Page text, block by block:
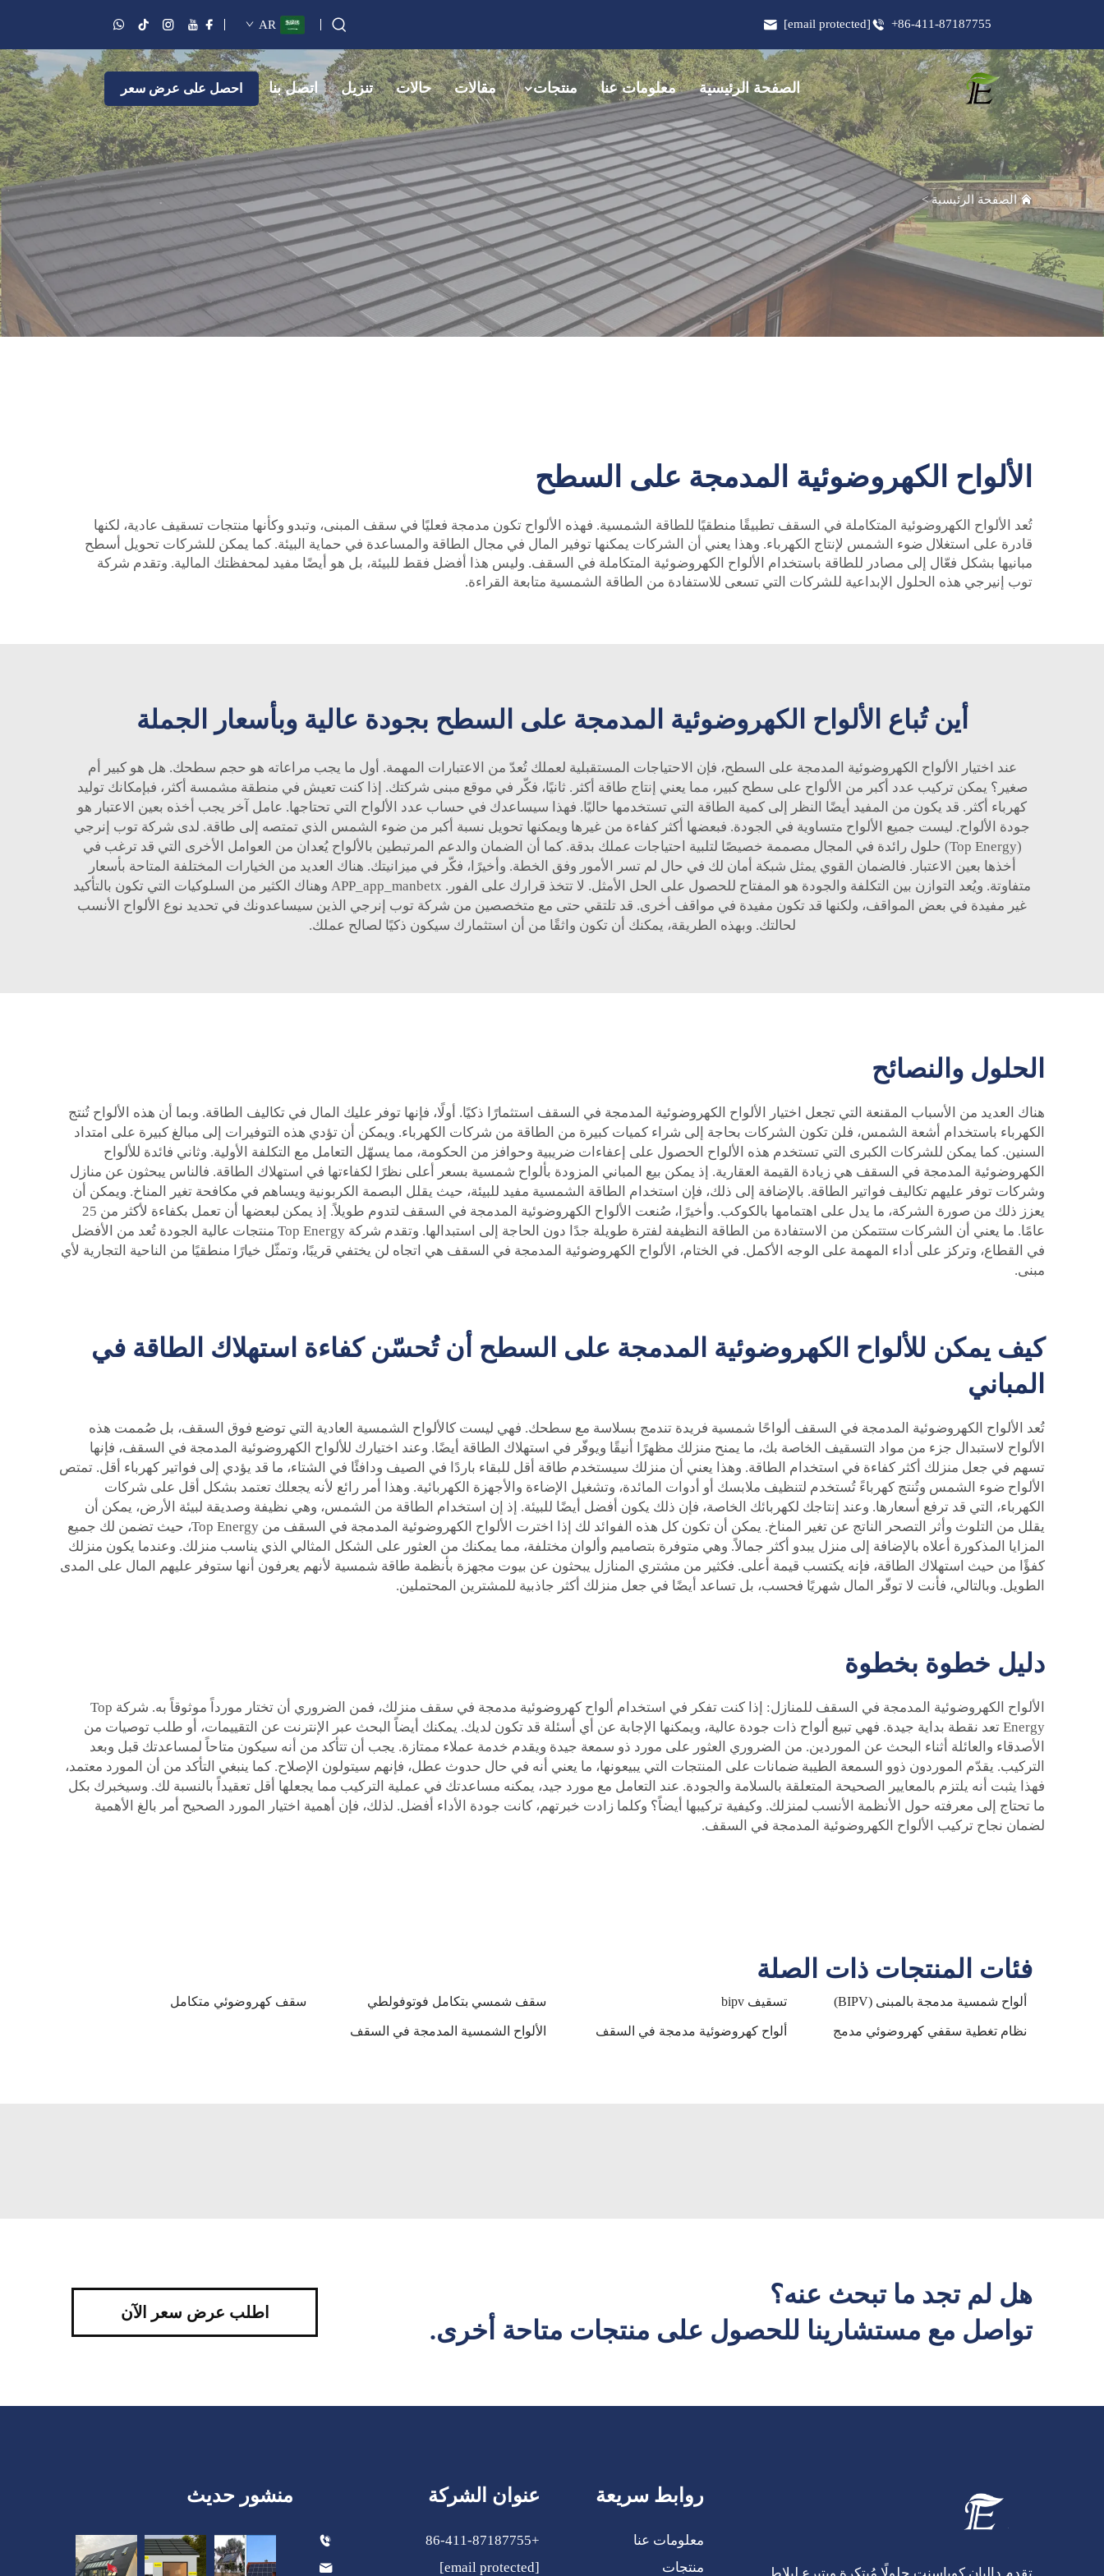
+86-411-87187755
[email protected]
AR
الصفحة الرئيسية معلومات عنا منتجات مقالات حالات تنزيل اتصل بنا احصل على عرض سعر
الصفحة الرئيسية>
الألواح الكهروضوئية المدمجة على السطح
تُعد الألواح الكهروضوئية المتكاملة في السقف تطبيقًا منطقيًا للطاقة الشمسية. فهذه الألواح تكون مدمجة فعليًا في سقف المبنى، وتبدو وكأنها منتجات تسقيف عادية، لكنها
قادرة على استغلال ضوء الشمس لإنتاج الكهرباء. وهذا يعني أن الشركات يمكنها توفير المال في مجال الطاقة والمساعدة في حماية البيئة. كما يمكن للشركات تحويل أسطح
مبانيها بشكل فعّال إلى مصادر للطاقة باستخدام الألواح الكهروضوئية المتكاملة في السقف. وليس هذا أفضل فقط للبيئة، بل هو أيضًا مفيد لمحفظتك المالية. وتقدم شركة
توب إنيرجي هذه الحلول الإبداعية للشركات التي تسعى للاستفادة من الطاقة الشمسية متابعة القراءة.
أين تُباع الألواح الكهروضوئية المدمجة على السطح بجودة عالية وبأسعار الجملة
عند اختيار الألواح الكهروضوئية المدمجة على السطح، فإن الاحتياجات المستقبلية لعملك تُعدّ من الاعتبارات المهمة. أول ما يجب مراعاته هو حجم سطحك. هل هو كبير أم
صغير؟ يمكن تركيب عدد أكبر من الألواح على سطح كبير، مما يعني إنتاج طاقة أكثر. ثانيًا، فكّر في موقع مبنى شركتك. إذا كنت تعيش في منطقة مشمسة أكثر، فبإمكانك توليد
كهرباء أكثر. قد يكون من المفيد أيضًا النظر إلى كمية الطاقة التي تستخدمها حاليًا. فهذا سيساعدك في حساب عدد الألواح التي تحتاجها. عامل آخر يجب أخذه بعين الاعتبار هو
جودة الألواح. ليست جميع الألواح متساوية في الجودة. فبعضها أكثر كفاءة من غيرها ويمكنها تحويل نسبة أكبر من ضوء الشمس الذي تمتصه إلى طاقة. لدى شركة توب إنرجي
(Top Energy) حلول رائدة في المجال مصممة خصيصًا لتلبية احتياجات عملك بدقة. كما أن الضمان والدعم المرتبطين بالألواح يُعدان من العوامل الأخرى التي قد ترغب في
أخذها بعين الاعتبار. فالضمان القوي يمثل شبكة أمان لك في حال لم تسر الأمور وفق الخطة. وأخيرًا، فكّر في ميزانيتك. هناك العديد من الخيارات المختلفة المتاحة بأسعار
متفاوتة. ويُعد التوازن بين التكلفة والجودة هو المفتاح للحصول على الحل الأمثل. لا تتخذ قرارك على الفور. APP_app_manbetx وهناك الكثير من السلوكيات التي تكون بالتأكيد
غير مفيدة في بعض المواقف، ولكنها قد تكون مفيدة في مواقف أخرى. قد تلتقي حتى مع متخصصين من شركة توب إنرجي الذين سيساعدونك في تحديد نوع الألواح الأنسب
لحالتك. وبهذه الطريقة، يمكنك أن تكون واثقًا من أن استثمارك سيكون ذكيًا لصالح عملك.
الحلول والنصائح
هناك العديد من الأسباب المقنعة التي تجعل اختيار الألواح الكهروضوئية المدمجة في السقف استثمارًا ذكيًا. أولًا، فإنها توفر عليك المال في تكاليف الطاقة. وبما أن هذه الألواح تُنتج
الكهرباء باستخدام أشعة الشمس، فلن تكون الشركات بحاجة إلى شراء كميات كبيرة من الطاقة من شركات الكهرباء. ويمكن أن تؤدي هذه التوفيرات إلى مبالغ كبيرة على امتداد
السنين. كما يمكن للشركات الكبرى التي تستخدم هذه الألواح الحصول على إعفاءات ضريبية وحوافز من الحكومة، مما يسهّل التعامل مع التكلفة الأولية. وثاني فائدة للألواح
الكهروضوئية المدمجة في السقف هي زيادة القيمة العقارية. إذ يمكن بيع المباني المزودة بألواح شمسية بسعر أعلى نظرًا لكفاءتها في استهلاك الطاقة. فالناس يبحثون عن منازل
وشركات توفر عليهم تكاليف فواتير الطاقة. بالإضافة إلى ذلك، فإن استخدام الطاقة الشمسية مفيد للبيئة، حيث يقلل البصمة الكربونية ويساهم في مكافحة تغير المناخ. ويمكن أن
يعزز ذلك من صورة الشركة، ما يدل على اهتمامها بالكوكب. وأخيرًا، صُنعت الألواح الكهروضوئية المدمجة في السقف لتدوم طويلاً. إذ يمكن لبعضها أن تعمل بكفاءة لأكثر من 25
عامًا. ما يعني أن الشركات ستتمكن من الاستفادة من الطاقة النظيفة لفترة طويلة جدًا دون الحاجة إلى استبدالها. وتقدم شركة Top Energy منتجات عالية الجودة تُعد من الأفضل
في القطاع، وتركز على أداء المهمة على الوجه الأكمل. في الختام، الألواح الكهروضوئية المدمجة في السقف هي اتجاه لن يختفي قريبًا، وتمثّل خيارًا منطقيًا من الناحية التجارية لأي
مبنى.
كيف يمكن للألواح الكهروضوئية المدمجة على السطح أن تُحسّن كفاءة استهلاك الطاقة في
المباني
تُعد الألواح الكهروضوئية المدمجة في السقف ألواحًا شمسية فريدة تندمج بسلاسة مع سطحك. فهي ليست كالألواح الشمسية العادية التي توضع فوق السقف، بل صُممت هذه
الألواح لاستبدال جزء من مواد التسقيف الخاصة بك، ما يمنح منزلك مظهرًا أنيقًا ويوفّر في استهلاك الطاقة أيضًا. وعند اختيارك للألواح الكهروضوئية المدمجة في السقف، فإنها
تسهم في جعل منزلك أكثر كفاءة في استخدام الطاقة. وهذا يعني أن منزلك سيستخدم طاقة أقل للبقاء باردًا في الصيف ودافئًا في الشتاء، ما قد يؤدي إلى فواتير كهرباء أقل. تمتص
الألواح ضوء الشمس وتُنتج كهرباءً تُستخدم لتنظيف ملابسك أو أدوات المائدة، وتشغيل الإضاءة والأجهزة الكهربائية. وهذا أمر رائع لأنه يجعلك تعتمد بشكل أقل على شركات
الكهرباء، التي قد ترفع أسعارها. وعند إنتاجك لكهربائك الخاصة، فإن ذلك يكون أفضل أيضًا للبيئة. إذ إن استخدام الطاقة من الشمس، وهي نظيفة وصديقة لبيئة الأرض، يمكن أن
يقلل من التلوث وأثر التصحر الناتج عن تغير المناخ. يمكن أن تكون كل هذه الفوائد لك إذا اخترت الألواح الكهروضوئية المدمجة في السقف من Top Energy، حيث تضمن لك جميع
المزايا المذكورة أعلاه بالإضافة إلى منزل يبدو أكثر جمالاً. وهي متوفرة بتصاميم وألوان مختلفة، مما يمكنك من العثور على الشكل المثالي الذي يناسب منزلك. وعندما يكون منزلك
كفؤًا من حيث استهلاك الطاقة، فإنه يكتسب قيمة أعلى. فكثير من مشتري المنازل يبحثون عن بيوت مجهزة بأنظمة طاقة شمسية لأنهم يعرفون أنها ستوفر عليهم المال على المدى
الطويل. وبالتالي، فأنت لا توفّر المال شهريًا فحسب، بل تساعد أيضًا في جعل منزلك أكثر جاذبية للمشترين المحتملين.
دليل خطوة بخطوة
الألواح الكهروضوئية المدمجة في السقف للمنازل: إذا كنت تفكر في استخدام ألواح كهروضوئية مدمجة في سقف منزلك، فمن الضروري أن تختار مورداً موثوقاً به. شركة Top
Energy تعد نقطة بداية جيدة. فهي تبيع ألواح ذات جودة عالية، ويمكنها الإجابة عن أي أسئلة قد تكون لديك. يمكنك أيضاً البحث عبر الإنترنت عن التقييمات، أو طلب توصيات من
الأصدقاء والعائلة أثناء البحث عن الموردين. من الضروري العثور على مورد ذو سمعة جيدة ويقدم خدمة عملاء ممتازة. يجب أن تتأكد من أنه سيكون متاحاً لمساعدتك قبل وبعد
التركيب. يقدّم الموردون ذوو السمعة الطيبة ضمانات على المنتجات التي يبيعونها، ما يعني أنه في حال حدوث عطل، فإنهم سيتولون الإصلاح. كما ينبغي التأكد من أن المورد معتمد،
فهذا يثبت أنه يلتزم بالمعايير الصحيحة المتعلقة بالسلامة والجودة. عند التعامل مع مورد جيد، يمكنه مساعدتك في عملية التركيب مما يجعلها أقل تعقيداً بالنسبة لك. وسيخبرك بكل
ما تحتاج إلى معرفته حول الأنظمة الأنسب لمنزلك. وكيفية تركيبها أيضاً؟ وكلما زادت خبرتهم، كانت جودة الأداء أفضل. لذلك، فإن أهمية اختيار المورد الصحيح أمر بالغ الأهمية
لضمان نجاح تركيب الألواح الكهروضوئية المدمجة في السقف.
فئات المنتجات ذات الصلة
ألواح شمسية مدمجة بالمبنى (BIPV) تسقيف bipv سقف شمسي بتكامل فوتوفولطي سقف كهروضوئي متكامل
نظام تغطية سقفي كهروضوئي مدمج ألواح كهروضوئية مدمجة في السقف الألواح الشمسية المدمجة في السقف
هل لم تجد ما تبحث عنه؟
تواصل مع مستشارينا للحصول على منتجات متاحة أخرى.
اطلب عرض سعر الآن
روابط سريعة
معلومات عنا
منتجات
عنوان الشركة
+86-411-87187755
[email protected]
منشور حديث